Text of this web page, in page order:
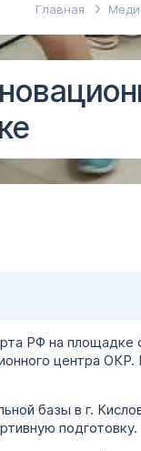
Главная
РФ на
центра ОКР.
базы в г.
подготовку.